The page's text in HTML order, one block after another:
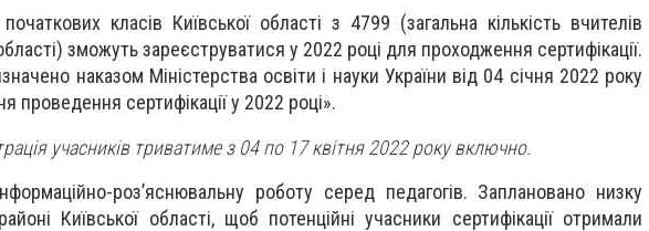
класів Київської області з 4799 (загальна кількість вчителів
зможуть зареєструватися у 2022 році для проходження сертифікації.
наказом Міністерства освіти і науки України від 04 січня 2022 року
проведення сертифікації у 2022 році».
учасників триватиме з 04 по 17 квітня 2022 року включно.
роз’яснювальну роботу серед педагогів. Заплановано низку
Київської області, щоб потенційні учасники сертифікації отримали